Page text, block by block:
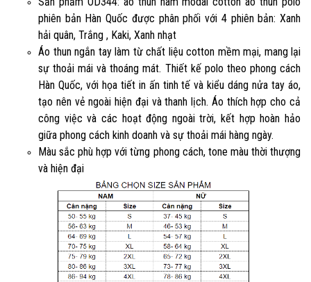
phiên bản Hàn Quốc được phân phối với 4 phiên bản: Xanh
hải quân, Trắng , Kaki, Xanh nhạt
Áo thun ngắn tay làm từ chất liệu cotton mềm mại, mang lại
sự thoải mái và thoáng mát. Thiết kế polo theo phong cách
Hàn Quốc, với họa tiết in ấn tinh tế và kiểu dáng nửa tay áo,
tạo nên vẻ ngoài hiện đại và thanh lịch. Áo thích hợp cho cả
công việc và các hoạt động ngoài trời, kết hợp hoàn hảo
giữa phong cách kinh doanh và sự thoải mái hàng ngày.
Màu sắc phù hợp với từng phong cách, tone màu thời thượng
và hiện đại